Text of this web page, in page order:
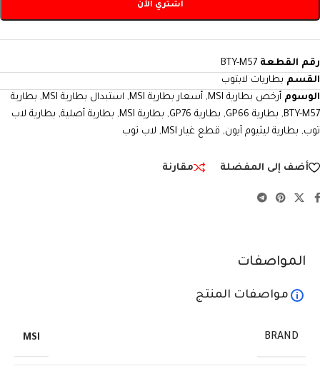
اشتري الآن
رقم القطعة BTY-M57
القسم بطاريات لابتوب
الوسوم أرخص بطارية MSI , أسعار بطارية MSI , استبدال بطارية MSI , بطارية
BTY-M57
, بطارية GP66 , بطارية GP76 , بطارية MSI , بطارية أصلية, بطارية لاب
توب, بطارية ليثيوم أيون, قطع غيار MSI , لاب توب
أضف إلى المفضلة مقارنة
المواصفات
مواصفات المنتج
BRAND
MSI